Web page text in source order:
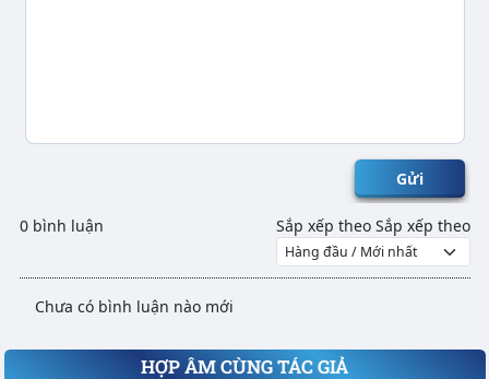
Gửi
0 bình luận Sắp xếp theo Sắp xếp theo
Chưa có bình luận nào mới
HỢP ÂM CÙNG TÁC GIẢ